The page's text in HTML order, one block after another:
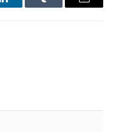
LinkedInTumblr Email